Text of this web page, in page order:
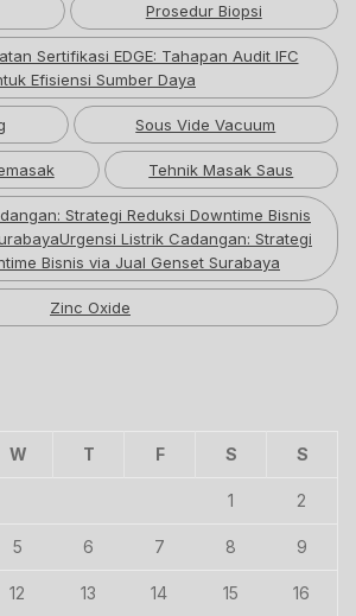
Prosedur Biopsi
Sertifikasi EDGE: Tahapan Audit IFC
Efisiensi Sumber Daya
Sous Vide Vacuum
Tehnik Masak Saus
Strategi Reduksi Downtime Bisnis
Listrik Cadangan: Strategi
Bisnis via Jual Genset Surabaya
Zinc Oxide
W T F S S
1 2
5 6 7 8 9
12 13 14 15 16